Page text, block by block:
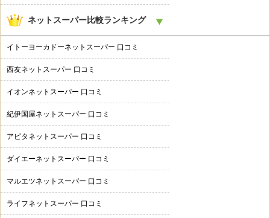
ネットスーパー比較ランキング
イトーヨーカドーネットスーパー 口コミ
西友ネットスーパー 口コミ
イオンネットスーパー 口コミ
紀伊国屋ネットスーパー 口コミ
アピタネットスーパー 口コミ
ダイエーネットスーパー 口コミ
マルエツネットスーパー 口コミ
ライフネットスーパー 口コミ